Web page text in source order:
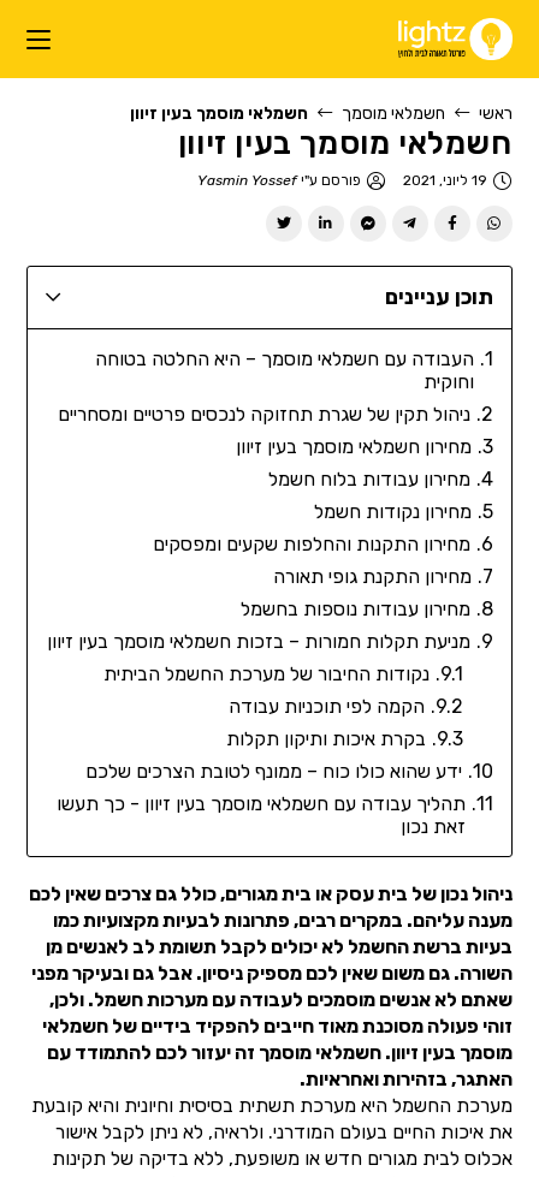
ראשי חשמלאי מוסמך חשמלאי מוסמך בעין זיוון
חשמלאי מוסמך בעין זיוון
19 ליוני, 2021 פורסם ע"יYasmin Yossef
תוכן עניינים
העבודה עם חשמלאי מוסמך – היא החלטה בטוחה
וחוקית
ניהול תקין של שגרת תחזוקה לנכסים פרטיים ומסחריים
מחירון חשמלאי מוסמך בעין זיוון
מחירון עבודות בלוח חשמל
מחירון נקודות חשמל
מחירון התקנות והחלפות שקעים ומפסקים
מחירון התקנת גופי תאורה
מחירון עבודות נוספות בחשמל
מניעת תקלות חמורות – בזכות חשמלאי מוסמך בעין זיוון
נקודות החיבור של מערכת החשמל הביתית
הקמה לפי תוכניות עבודה
בקרת איכות ותיקון תקלות
ידע שהוא כולו כוח – ממונף לטובת הצרכים שלכם
תהליך עבודה עם חשמלאי מוסמך בעין זיוון - כך תעשו
זאת נכון
ניהול נכון של בית עסק או בית מגורים, כולל גם צרכים שאין לכם
מענה עליהם. במקרים רבים, פתרונות לבעיות מקצועיות כמו
בעיות ברשת החשמל לא יכולים לקבל תשומת לב לאנשים מן
השורה. גם משום שאין לכם מספיק ניסיון. אבל גם ובעיקר מפני
שאתם לא אנשים מוסמכים לעבודה עם מערכות חשמל. ולכן,
זוהי פעולה מסוכנת מאוד חייבים להפקיד בידיים של חשמלאי
מוסמך בעין זיוון. חשמלאי מוסמך זה יעזור לכם להתמודד עם
האתגר, בזהירות ואחראיות.
מערכת החשמל היא מערכת תשתית בסיסית וחיונית והיא קובעת
את איכות החיים בעולם המודרני. ולראיה, לא ניתן לקבל אישור
אכלוס לבית מגורים חדש או משופעת, ללא בדיקה של תקינות